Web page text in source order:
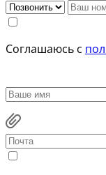
Соглашаюсь с